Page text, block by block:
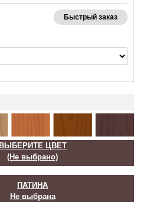
Быстрый заказ
ВЫБЕРИТЕ ЦВЕТ
(Не выбрано)
ПАТИНА
Не выбрана